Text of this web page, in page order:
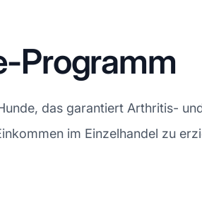
Programm
das garantiert Arthritis-
im Einzelhandel zu